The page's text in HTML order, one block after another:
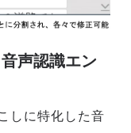
声認識エン
しに特化した音